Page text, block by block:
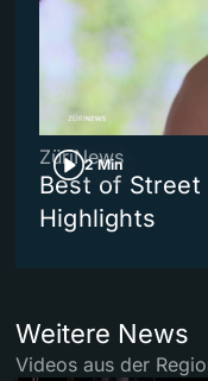
2 Min
ZüriNews
Best of Street
Highlights
Weitere News
Videos aus der